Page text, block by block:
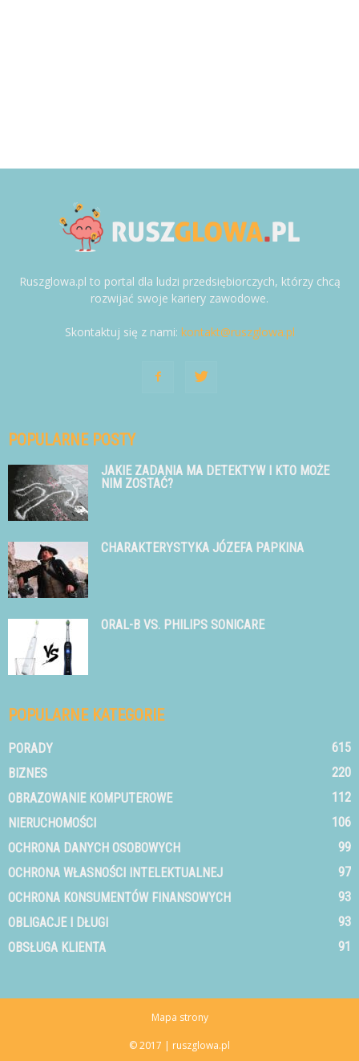
Ruszglowa.pl to portal dla ludzi przedsiębiorczych, którzy chcą
rozwijać swoje kariery zawodowe.
Skontaktuj się z nami: kontakt@ruszglowa.pl
POPULARNE POSTY
JAKIE ZADANIA MA DETEKTYW I KTO MOŻE
NIM ZOSTAĆ?
CHARAKTERYSTYKA JÓZEFA PAPKINA
ORAL-B VS. PHILIPS SONICARE
POPULARNE KATEGORIE
PORADY
615
BIZNES
220
OBRAZOWANIE KOMPUTEROWE
112
NIERUCHOMOŚCI
106
OCHRONA DANYCH OSOBOWYCH
99
OCHRONA WŁASNOŚCI INTELEKTUALNEJ
97
OCHRONA KONSUMENTÓW FINANSOWYCH
93
OBLIGACJE I DŁUGI
93
OBSŁUGA KLIENTA
91
Mapa strony
© 2017 | ruszglowa.pl